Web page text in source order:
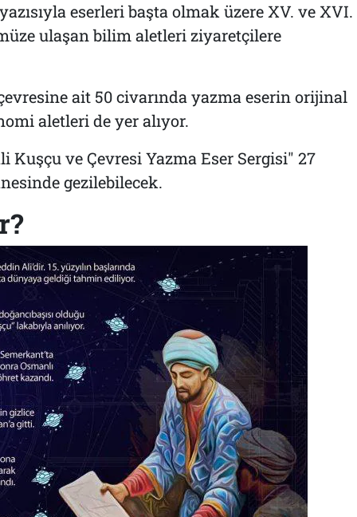
eserleri başta olmak üzere XV. ve XVI.
ulaşan bilim aletleri ziyaretçilere
ait 50 civarında yazma eserin orijinal
aletleri de yer alıyor.
ve Çevresi Yazma Eser Sergisi" 27
gezilebilecek.